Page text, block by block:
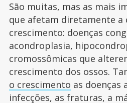
São muitas, mas as mais
que afetam diretamente a
crescimento: doenças
acondroplasia,
cromossômicas que
crescimento dos ossos.
o crescimento as doenças
infecções, as fraturas, a